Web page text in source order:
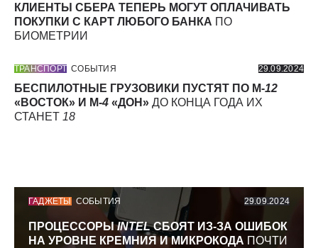
КЛИЕНТЫ СБЕРА ТЕПЕРЬ МОГУТ ОПЛАЧИВАТЬ
ПОКУПКИ С КАРТ ЛЮБОГО БАНКА ПО
БИОМЕТРИИ
ТРАНСПОРТ СОБЫТИЯ 29.09.2024
БЕСПИЛОТНЫЕ ГРУЗОВИКИ ПУСТЯТ ПО М-12
«ВОСТОК» И М-4 «ДОН» ДО КОНЦА ГОДА ИХ
СТАНЕТ 18
ГАДЖЕТЫ СОБЫТИЯ 29.09.2024
ПРОЦЕССОРЫINTELСБОЯТ ИЗ-ЗА ОШИБОК
НА УРОВНЕ КРЕМНИЯ И МИКРОКОДА ПОЧТИ